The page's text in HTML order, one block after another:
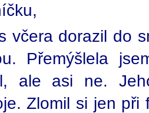
včera dorazil do
Přemýšlela
ale asi ne.
Zlomil si jen